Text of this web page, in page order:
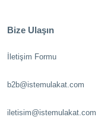
Bize Ulaşın
İletişim Formu
b2b@istemulakat.com
iletisim@istemulakat.com